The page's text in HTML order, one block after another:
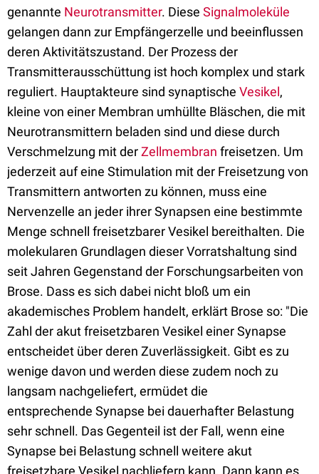
genannte Neurotransmitter. Diese Signalmoleküle
gelangen dann zur Empfängerzelle und beeinflussen
deren Aktivitätszustand. Der Prozess der
Transmitterausschüttung ist hoch komplex und stark
reguliert. Hauptakteure sind synaptische Vesikel,
kleine von einer Membran umhüllte Bläschen, die mit
Neurotransmittern beladen sind und diese durch
Verschmelzung mit derZellmembran freisetzen. Um
jederzeit auf eine Stimulation mit der Freisetzung von
Transmittern antworten zu können, muss eine
Nervenzelle an jeder ihrer Synapsen eine bestimmte
Menge schnell freisetzbarer Vesikel bereithalten. Die
molekularen Grundlagen dieser Vorratshaltung sind
seit Jahren Gegenstand der Forschungsarbeiten von
Brose. Dass es sich dabei nicht bloß um ein
akademisches Problem handelt, erklärt Brose so: "Die
Zahl der akut freisetzbaren Vesikel einer Synapse
entscheidet über deren Zuverlässigkeit. Gibt es zu
wenige davon und werden diese zudem noch zu
langsam nachgeliefert, ermüdet die
entsprechende Synapse bei dauerhafter Belastung
sehr schnell. Das Gegenteil ist der Fall, wenn eine
Synapse bei Belastung schnell weitere akut
freisetzbare Vesikel nachliefern kann. Dann kann es